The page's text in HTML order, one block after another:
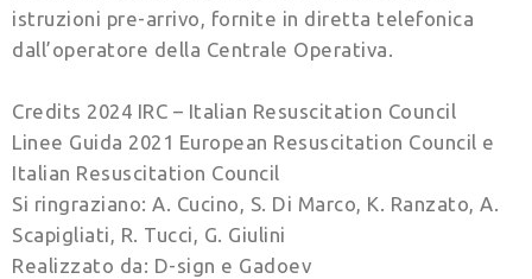
istruzioni pre-arrivo, fornite in diretta telefonica
dall’operatore della Centrale Operativa.
Credits 2024 IRC – Italian Resuscitation Council
Linee Guida 2021 European Resuscitation Council e
Italian Resuscitation Council
Si ringraziano: A. Cucino, S. Di Marco, K. Ranzato, A.
Scapigliati, R. Tucci, G. Giulini
Realizzato da: D-sign e Gadoev